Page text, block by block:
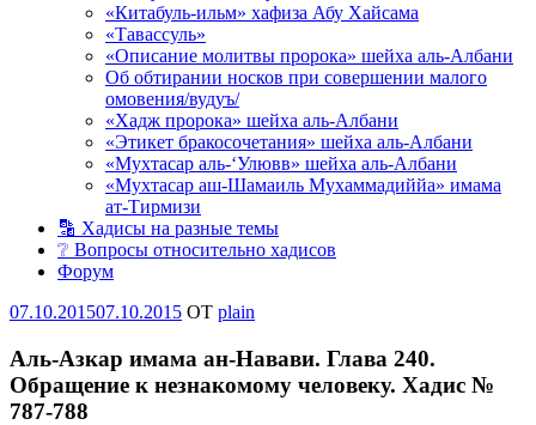
«Китабуль-ильм» хафиза Абу Хайсама
«Тавассуль»
«Описание молитвы пророка» шейха аль-Албани
Об обтирании носков при совершении малого
омовения/вудуъ/
«Хадж пророка» шейха аль-Албани
«Этикет бракосочетания» шейха аль-Албани
«Мухтасар аль-‘Улювв» шейха аль-Албани
«Мухтасар аш-Шамаиль Мухаммадиййа» имама
ат-Тирмизи
🔡 Хадисы на разные темы
❔ Вопросы относительно хадисов
Форум
Опубликовано
07.10.201507.10.2015 OT plain
Аль-Азкар имама ан-Навави. Глава 240.
Обращение к незнакомому человеку. Хадис №
787-788